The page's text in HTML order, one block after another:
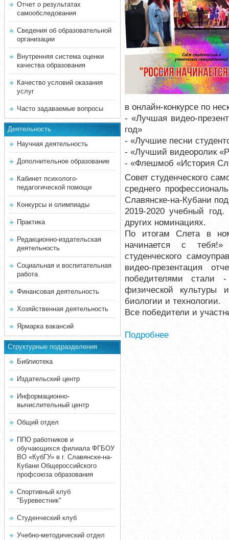
Отчет о результатах
самообследования
Сведения об образовательной
организации
Внутренняя система оценки
качества образования
Качество условий оказания
услуг
Часто задаваемые вопросы
Деятельность
Научная деятельность
Дополнительное образование
Кабинет психолого-
педагогической помощи
Конкурсы и олимпиады
Практика
Редакционно-издательская
деятельность
Социальная и воспитательная
работа
Финансовая деятельность
Хозяйственная деятельность
Ярмарка вакансий
Структурные подразделения
Библиотека
Издательский центр
Информационно-
вычислительный центр
Общий отдел
ППО работников и
обучающихся филиала ФГБОУ
ВО «КубГУ» в г. Славянске-на-
Кубани Общероссийского
профсоюза образования
Спортивный клуб
"Буревестник"
Студенческий клуб
Учебно-методический отдел
в онлайн-конкурсе по
- «Лучшая видео-
год»
- «Лучшие песни
- «Лучший видеоролик
- «Флешмоб «История
Совет студенческого
среднего
Славянске-на-Кубани
2019-2020 учебный
других номинациях.
По итогам Слета в
начинается с
студенческого
видео-презентация
победителями стали -
физической культуры
биологии и технологии.
Все победители и
Подробнее